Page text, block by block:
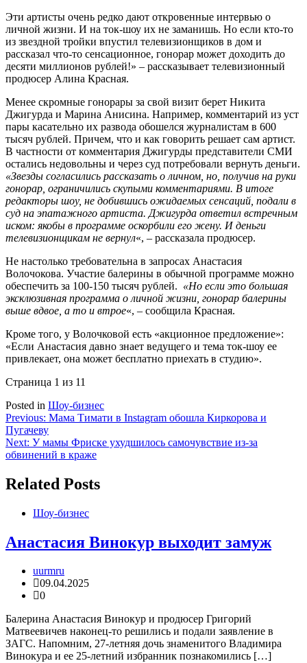
Эти артисты очень редко дают откровенные интервью о
личной жизни. И на ток-шоу их не заманишь. Но если кто-то
из звездной тройки впустил телевизионщиков в дом и
рассказал что-то сенсационное, гонорар может доходить до
десяти миллионов рублей!» – рассказывает телевизионный
продюсер Алина Красная.
Менее скромные гонорары за свой визит берет Никита
Джигурда и Марина Анисина. Например, комментарий из уст
пары касательно их развода обошелся журналистам в 600
тысяч рублей. Причем, что и как говорить решает сам артист.
В частности от комментария Джигурды представители СМИ
остались недовольны и через суд потребовали вернуть деньги.
«Звезды согласились рассказать о личном, но, получив на руки
гонорар, ограничились скупыми комментариями. В итоге
редакторы шоу, не добившись ожидаемых сенсаций, подали в
суд на эпатажного артиста. Джигурда ответил встречным
иском: якобы в программе оскорбили его жену. И деньги
телевизионщикам не вернул«, – рассказала продюсер.
Не настолько требовательна в запросах Анастасия
Волочокова. Участие балерины в обычной программе можно
обеспечить за 100-150 тысяч рублей. «Но если это большая
эксклюзивная программа о личной жизни, гонорар балерины
выше вдвое, а то и втрое«, – сообщила Красная.
Кроме того, у Волочковой есть «акционное предложение»:
«Если Анастасия давно знает ведущего и тема ток-шоу ее
привлекает, она может бесплатно приехать в студию».
Страница 1 из 11
Posted in Шоу-бизнес
Навигация
по
записям
Previous: Мама Тимати в Instagram обошла Киркорова и
Пугачеву
Next: У мамы Фриске ухудшилось самочувствие из-за
обвинений в краже
Related Posts
Шоу-бизнес
Анастасия Винокур выходит замуж
uurmru
09.04.2025
0
Балерина Анастасия Винокур и продюсер Григорий
Матвеевичев наконец-то решились и подали заявление в
ЗАГС. Напомним, 27-летняя дочь знаменитого Владимира
Винокура и ее 25-летний избранник познакомились […]